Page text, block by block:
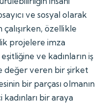
ve sosyal olarak
özellikle
projelere imza
ve kadınların iş
değer veren bir şirket
bir parçası olmanın
kadınları bir araya